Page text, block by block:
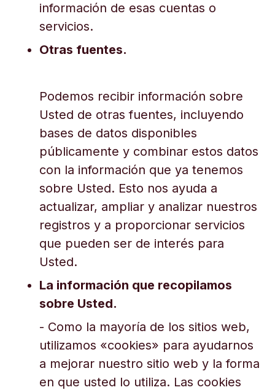
información de esas cuentas o
servicios.
Otras fuentes.
Podemos recibir información sobre
Usted de otras fuentes, incluyendo
bases de datos disponibles
públicamente y combinar estos datos
con la información que ya tenemos
sobre Usted. Esto nos ayuda a
actualizar, ampliar y analizar nuestros
registros y a proporcionar servicios
que pueden ser de interés para
Usted.
La información que recopilamos
sobre Usted.
- Como la mayoría de los sitios web,
utilizamos «cookies» para ayudarnos
a mejorar nuestro sitio web y la forma
en que usted lo utiliza. Las cookies